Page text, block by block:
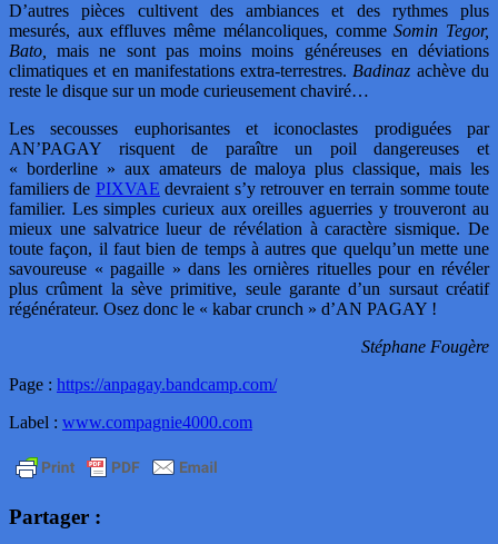
D’autres pièces cultivent des ambiances et des rythmes plus
mesurés, aux effluves même mélancoliques, commeSomin Tegor,
Bato,
mais ne sont pas moins moins généreuses en déviations
climatiques et en manifestations extra-terrestres. Badinaz achève du
reste le disque sur un mode curieusement chaviré…
Les secousses euphorisantes et iconoclastes prodiguées par
AN’PAGAY risquent de paraître un poil dangereuses et
« borderline » aux amateurs de maloya plus classique, mais les
familiers de PIXVAE devraient s’y retrouver en terrain somme toute
familier. Les simples curieux aux oreilles aguerries y trouveront au
mieux une salvatrice lueur de révélation à caractère sismique. De
toute façon, il faut bien de temps à autres que quelqu’un mette une
savoureuse « pagaille » dans les ornières rituelles pour en révéler
plus crûment la sève primitive, seule garante d’un sursaut créatif
régénérateur. Osez donc le « kabar crunch » d’AN PAGAY !
Stéphane Fougère
Page : https://anpagay.bandcamp.com/
Label : www.compagnie4000.com
Partager :